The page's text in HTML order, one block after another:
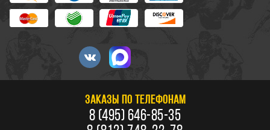
ЗАКАЗЫ ПО ТЕЛЕФОНАМ
8 (495) 646-85-35